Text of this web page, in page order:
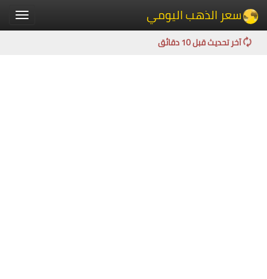
Toggle سعر الذهب اليومي
آخر تحديث قبل 10 دقائق